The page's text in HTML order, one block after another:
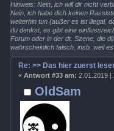
Hinweis: Nein, ich will dir nicht
Nein, ich habe dich keinen
weiterhin tun (außer es ist illegal,
du denkst, es gibt eine
Forum oder in der dt. Szene, die
wahrscheinlich falsch, insb. weil
OldSam
Re: >> Das hier zuerst
« Antwort #33 am: 2.01.2019 |